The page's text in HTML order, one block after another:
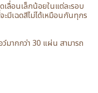
ลื่อนเล็กน้อยในแต่ละรอบ
มีเฉดสีไม่ได้เหมือนกันทุกร
มากกว่า 30 แผ่น สามารถ